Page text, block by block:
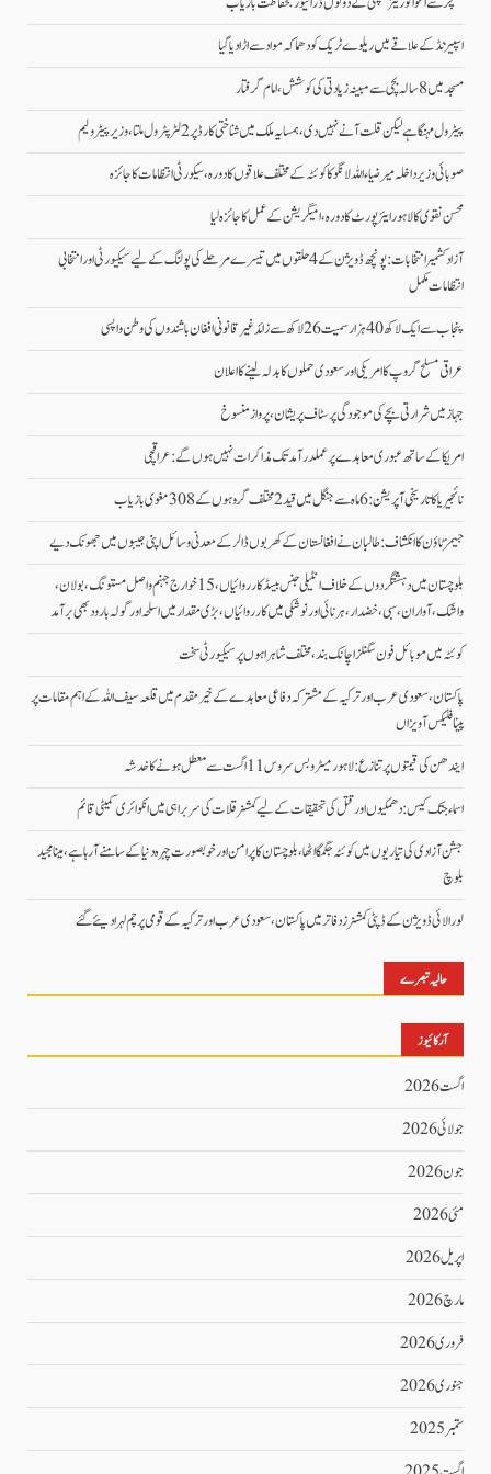
اسپیزنڈ کے علاقے میں ریلوے ٹریک کو دھماکہ مواد سے اڑا دیا گیا
مسجد میں 8 سالہ بچی سے مبینہ زیادتی کی کوشش، امام گرفتار
پیٹرول مہنگا ہے لیکن قلت آنے نہیں دی،ہمسایہ ملک میں شناختی کارڈ پر2لٹرپٹرول ملتا، وزیر پیٹرولیم
صوبائی وزیر داخلہ میر ضیاء اللہ لانگو کا کوئٹہ کے مختلف علاقوں کا دورہ، سیکورٹی انتظامات کا جائزہ
محسن نقوی کا لاہور ایئرپورٹ کا دورہ، امیگریشن کے عمل کا جائزہ لیا
آزاد کشمیر انتخابات: پونچھ ڈویژن کے 4 حلقوں میں تیسرے مرحلے کی پولنگ کے لیے سیکیورٹی اور انتخابی
انتظامات مکمل
پنجاب سے ایک لاکھ 40 ہزار سمیت 26 لاکھ سے زائد غیر قانونی افغان باشندوں کی وطن واپسی
عراقی مسلح گروپ کا امریکی اور سعودی حملوں کا بدلہ لینے کا اعلان
جہاز میں شرارتی بچے کی موجودگی پر سٹاف پریشان، پرواز منسوخ
امریکا کے ساتھ عبوری معاہدے پر عملدرآمد تک مذاکرات نہیں ہوں گے: عراقچی
نائجیریا کا تاریخی آپریشن: 6 ماہ سے جنگل میں قید 2 مختلف گروہوں کے 308 مغوی بازیاب
جیمز ٹاؤن کا انکشاف: طالبان نے افغانستان کے کھربوں ڈالر کے معدنی وسائل اپنی جیبوں میں جھونک دیے
بلوچستان میں دہشتگردوں کے خلاف انٹیلی جنس بیسڈ کارروائیاں، 15خوارج جہنم واصل مستونگ، بولان،
واشک، آواران، سبی، خضدار، ہرنائی اور نوشکی میں کارروائیاں،بڑی مقدار میں اسلحہ اور گولہ بارود بھی برآمد
کوئٹہ میں موبائل فون سگنلز اچانک بند، مختلف شاہراہوں پر سیکیورٹی سخت
پاکستان، سعودی عرب اور ترکیہ کے مشترکہ دفاعی معاہدے کے خیرمقدم میں قلعہ سیف اللہ کے اہم مقامات پر
پینا فلیکس آویزاں
ایندھن کی قیمتوں پر تنازع: لاہور میٹرو بس سروس 11 اگست سے معطل ہونے کا خدشہ
اسماء جتک کیس: دھمکیوں اور قتل کی تحقیقات کے لیے کمشنر قلات کی سربراہی میں انکوائری کمیٹی قائم
جشن آزادی کی تیاریوں میں کوئٹہ جگمگا اٹھا، بلوچستان کا پرامن اور خوبصورت چہرہ دنیا کے سامنے آ رہا ہے، مینا مجید
بلوچ
لورالائی ڈویژن کے ڈپٹی کمشنرز دفاتر میں پاکستان، سعودی عرب اور ترکیہ کے قومی پرچم لہرا دیئے گئے
حالیہ تبصرے
آرکائیوز
اگست 2026
جولائی 2026
جون 2026
مئی 2026
اپریل 2026
مارچ 2026
فروری 2026
جنوری 2026
ستمبر 2025